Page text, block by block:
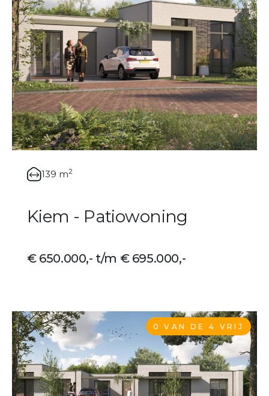
139 m2
Kiem - Patiowoning
€ 650.000,- t/m € 695.000,-
0 VAN DE 4 VRIJ